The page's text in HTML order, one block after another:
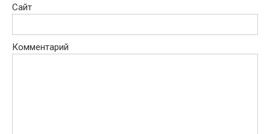
Сайт
Комментарий